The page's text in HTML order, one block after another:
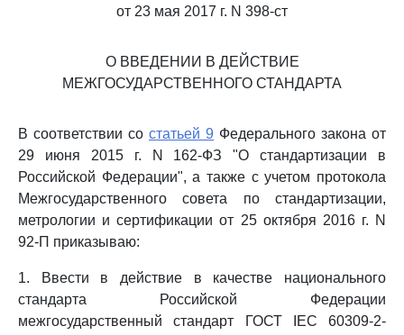
от 23 мая 2017 г. N 398-ст
О ВВЕДЕНИИ В ДЕЙСТВИЕ
МЕЖГОСУДАРСТВЕННОГО СТАНДАРТА
В соответствии со статьей 9 Федерального закона от
29 июня 2015 г. N 162-ФЗ "О стандартизации в
Российской Федерации", а также с учетом протокола
Межгосударственного совета по стандартизации,
метрологии и сертификации от 25 октября 2016 г. N
92-П приказываю:
1. Ввести в действие в качестве национального
стандарта Российской Федерации
межгосударственный стандарт ГОСТ IEC 60309-2-